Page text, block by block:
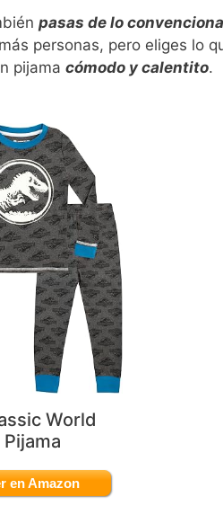
pasas de lo
personas, pero eliges lo
pijamacómodo y calentito.
World
Pijama
en Amazon